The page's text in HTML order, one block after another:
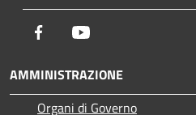
Facebook
AMMINISTRAZIONE
Organi di Governo